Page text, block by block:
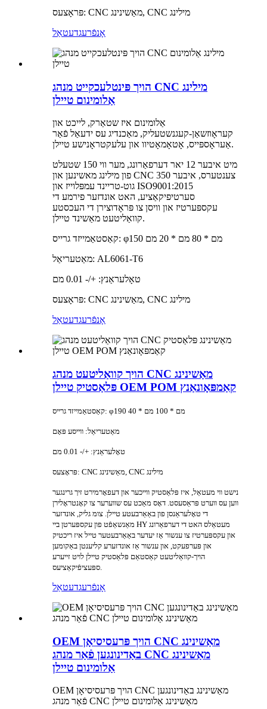
פּראָצעס: CNC מאַשינינג, CNC מילינג
אָנפֿרעגדעטאַל
הויך פּינטלעכקייט מנהג CNC מילינג
אַלומינום טיילן
אַלומינום איז שטאַרק, לייכט און
קעראָוזשאַן-קעגנשטעליק, מאַכנדיג עס ידעאַל פֿאַר
אַעראָספּייס, אָטאָמאָטיוו און עלעקטראָנישע טיילן.
מיט איבער 12 יאר דערפאַרונג, מער ווי 150 שטעלט
פון מילינג מאשינען און CNC צענטערס, איבער 350
גוט-טריינד עמפּלוייז און ISO9001:2015
סערטיפיקאַציע, האט אונדזער פירמע די
עקספּערטיז און וויסן צו פּראָדוצירן די העכסטע
קוואַליטעט מאַשינד טיילן.
קאַסטאַמייזד גרייס: φ150 מם * 80 מם * 20 מם
מאַטעריאַל: AL6061-T6
טאָלעראַנץ: +/- 0.01 מם
פּראָצעס: CNC מאַשינינג, CNC מילינג
אָנפֿרעגדעטאַל
הויך קוואַליטעט מנהג CNC מאַשינינג
פּלאַסטיק טיילן OEM POM קאַמפּאָונאַנץ
קאַסטאַמייזד גרייס: φ190 מם * 100 מם * 40
מאַטעריאַל: ווייסע פּאָם
טאָלעראַנץ: +/- 0.01 מם
פּראָצעס: CNC מאַשינינג, CNC מילינג
נישט ווי מעטאַל, איז פּלאַסטיק ווייכער און דעפאָרמירט זיך גרינגער
ווען עס ווערט פּראַסעסט. דאָס מאַכט עס שווערער צו קאָנטראָלירן
די טאָלעראַנסן פון באַאַרבעטע טיילן. צומ גליק, אונדזער
מאַנשאַפֿט פון עקספּערטן ביי HY מעטאַלס ​​האט די דערפאַרונג
און עקספּערטיז צו ענשור אַז יעדער באַאַרבעטער טייל איז ריכטיק
און פּערפעקט, און ענשור אַז אונדזערע קליענטן באַקומען
הויך-קוואַליטעט קאַסטאַם פּלאַסטיק טיילן לויט זייערע
אָנפֿרעגדעטאַל
OEM הויך פּרעסיסיאָן CNC מאַשינינג
באַדינונגען פֿאַר מנהג CNC מאַשינינג
אַלומינום טיילן
OEM הויך פּרעסיסיאָן CNC מאַשינינג באַדינונגען
פֿאַר מנהג CNC מאַשינינג אַלומינום טיילן